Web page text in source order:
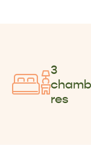
3
chamb
res